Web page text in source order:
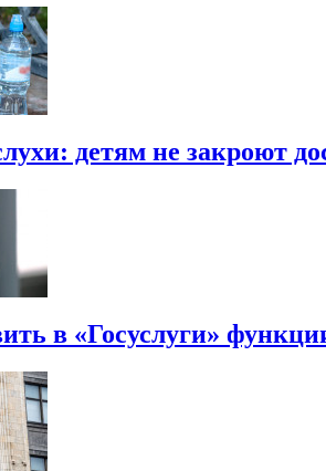
детям не закроют
в «Госуслуги»